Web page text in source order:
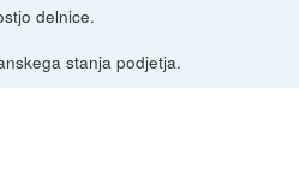
delnice.
stanja podjetja.